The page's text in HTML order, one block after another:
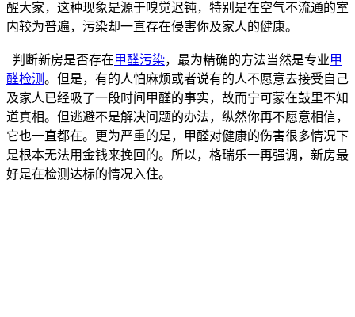
醒大家，这种现象是源于嗅觉迟钝，特别是在空气不流通的室
内较为普遍，污染却一直存在侵害你及家人的健康。
判断新房是否存在甲醛污染，最为精确的方法当然是专业甲
醛检测。但是，有的人怕麻烦或者说有的人不愿意去接受自己
及家人已经吸了一段时间甲醛的事实，故而宁可蒙在鼓里不知
道真相。但逃避不是解决问题的办法，纵然你再不愿意相信，
它也一直都在。更为严重的是，甲醛对健康的伤害很多情况下
是根本无法用金钱来挽回的。所以，格瑞乐一再强调，新房最
好是在检测达标的情况入住。